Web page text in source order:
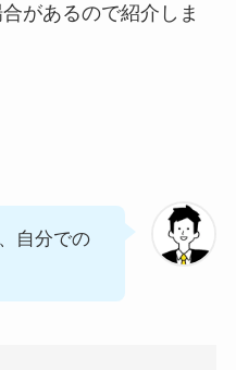
があるので紹介しま
自分での